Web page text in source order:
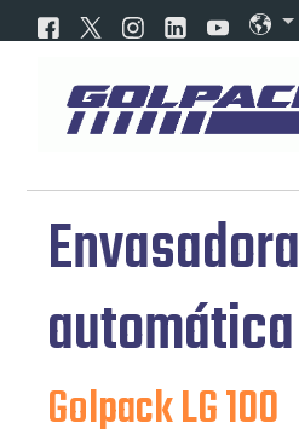
Envasadora
automática
Golpack LG 100